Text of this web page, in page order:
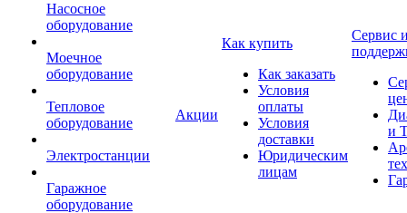
Насосное
оборудование
Моечное
оборудование
Тепловое
оборудование
Электростанции
Гаражное
оборудование
Акции
Как купить
Как заказать
Условия
оплаты
Условия
доставки
Юридическим
лицам
Сервис
и